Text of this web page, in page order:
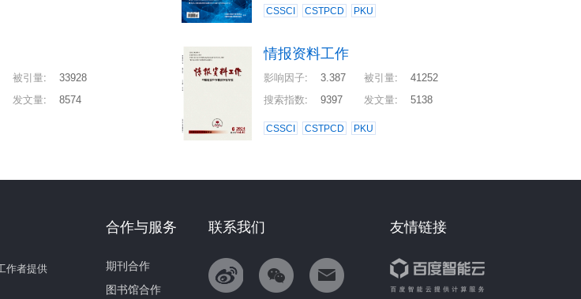
CSSCI CSTPCD PKU
被引量:
33928
发文量: 8574
情报资料工作
影响因子: 3.387 被引量:
41252
搜索指数: 9397 发文量: 5138
CSSCI CSTPCD PKU
作者提供
友情链接
联系我们
合作与服务
期刊合作
图书馆合作